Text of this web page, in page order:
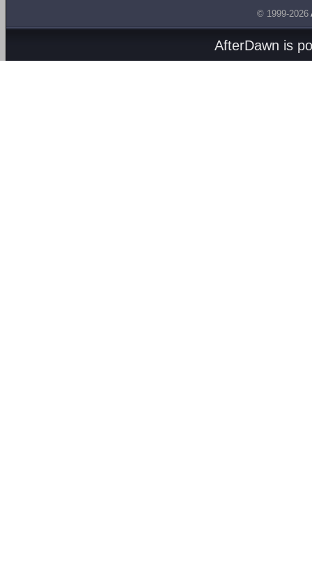
© 1999-2026
AfterDawn is